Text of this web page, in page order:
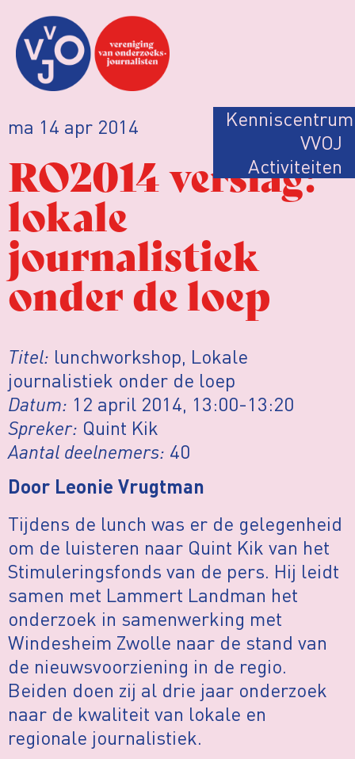
ma 14 apr 2014 Kenniscentrum
VVOJ
Activiteiten
RO2014 verslag:
lokale
journalistiek
onder de loep
Titel: lunchworkshop, Lokale
journalistiek onder de loep
Datum: 12 april 2014, 13:00-13:20
Spreker: Quint Kik
Aantal deelnemers: 40
Door Leonie Vrugtman
Tijdens de lunch was er de gelegenheid
om de luisteren naar Quint Kik van het
Stimuleringsfonds van de pers. Hij leidt
samen met Lammert Landman het
onderzoek in samenwerking met
Windesheim Zwolle naar de stand van
de nieuwsvoorziening in de regio.
Beiden doen zij al drie jaar onderzoek
naar de kwaliteit van lokale en
regionale journalistiek.